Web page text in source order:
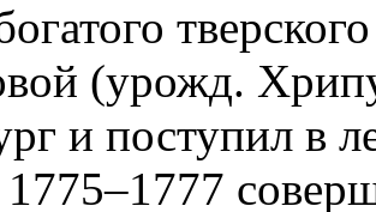
(урожд.
и поступил в